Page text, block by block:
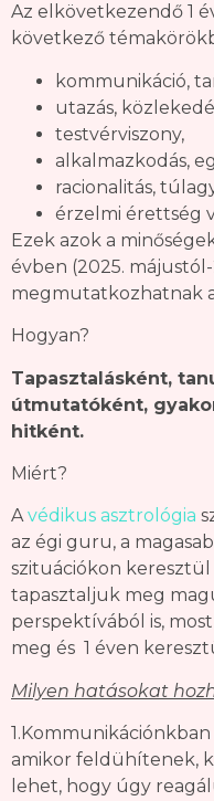
Az elkövetkezendő 1
következő
kommunikáció,
utazás,
testvérviszony,
alkalmazkodás,
racionalitás,
érzelmi érettség
Ezek azok a
évben (2025.
megmutatkozhatnak
Hogyan?
Tapasztalásként,
útmutatóként,
hitként.
Miért?
Avédikus asztrológia
az égi guru, a
szituációkon
tapasztaljuk meg
perspektívából is,
meg és 1 éven
Milyen hatásokat
amikor feldühítenek,
lehet, hogy úgy